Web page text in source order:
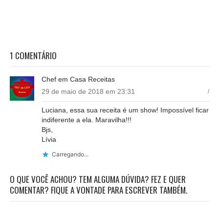
1 COMENTÁRIO
Chef em Casa Receitas
29 de maio de 2018 em 23:31
/
Luciana, essa sua receita é um show! Impossível ficar
indiferente a ela. Maravilha!!!
Bjs,
Lívia
Carregando...
O QUE VOCÊ ACHOU? TEM ALGUMA DÚVIDA? FEZ E QUER
COMENTAR? FIQUE A VONTADE PARA ESCREVER TAMBÉM.